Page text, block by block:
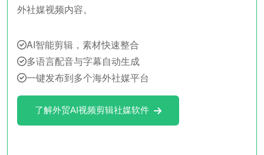
外社媒视频内容。
AI智能剪辑，素材快速整合
多语言配音与字幕自动生成
一键发布到多个海外社媒平台
了解外贸AI视频剪辑社媒软件